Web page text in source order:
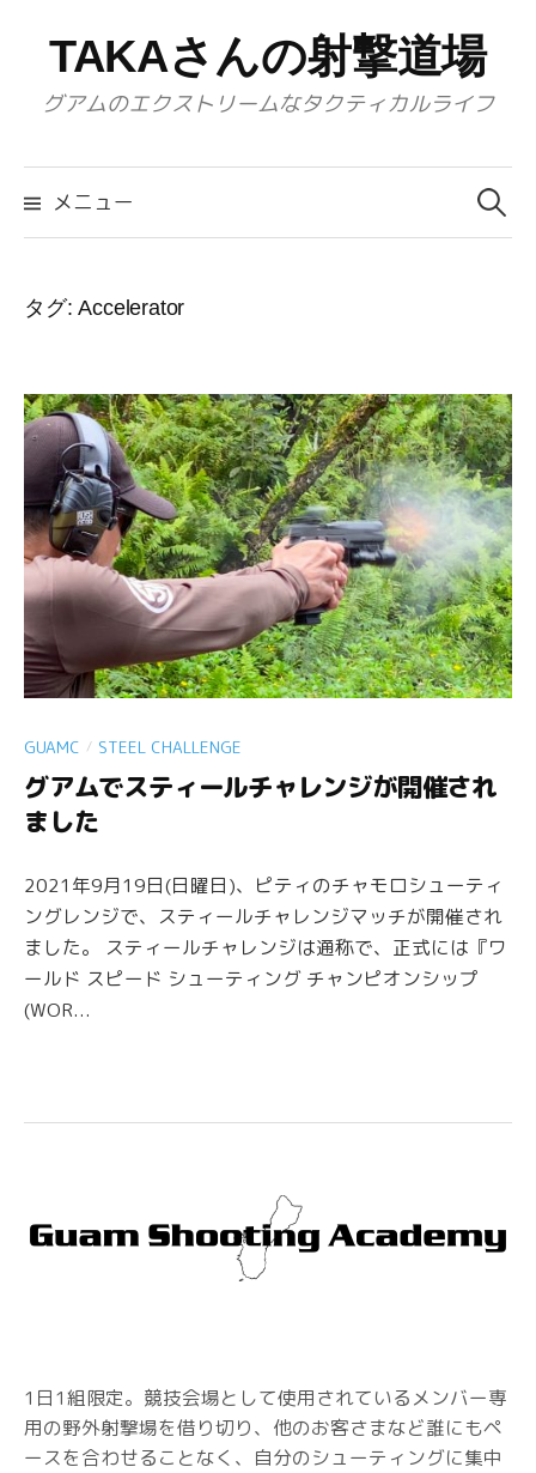
ツ
へ
ス
ッ
TAKAさんの射撃道場
グアムのエクストリームなタクティカルライフ
メニュー
検
索:
タグ:Accelerator
GUAMC / STEEL CHALLENGE
グアムでスティールチャレンジが開催され
ました
2021年9月19日(日曜日)、ピティのチャモロシューティ
ングレンジで、スティールチャレンジマッチが開催され
ました。 スティールチャレンジは通称で、正式には『ワ
ールド スピード シューティング チャンピオンシップ
(WOR...
1日1組限定。競技会場として使用されているメンバー専
用の野外射撃場を借り切り、他のお客さまなど誰にもペ
ースを合わせることなく、自分のシューティングに集中